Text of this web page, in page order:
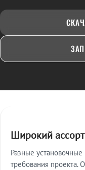
Широкий
Разные
требования